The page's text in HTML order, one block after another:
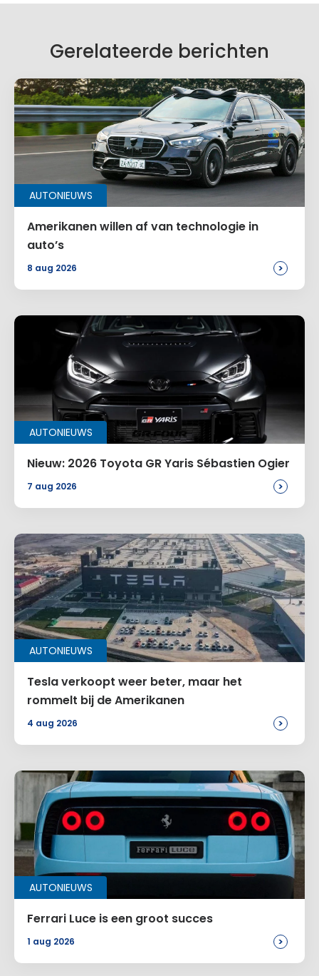
Gerelateerde berichten
AUTONIEUWS
Amerikanen willen af van technologie in
auto’s
8 aug 2026 >
AUTONIEUWS
Nieuw: 2026 Toyota GR Yaris Sébastien Ogier
7 aug 2026 >
AUTONIEUWS
Tesla verkoopt weer beter, maar het
rommelt bij de Amerikanen
4 aug 2026 >
AUTONIEUWS
Ferrari Luce is een groot succes
1 aug 2026 >